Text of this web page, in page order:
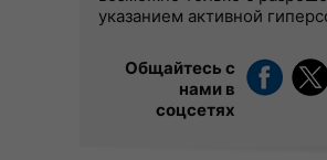
указанием активной
Общайтесь с
нами в
соцсетях